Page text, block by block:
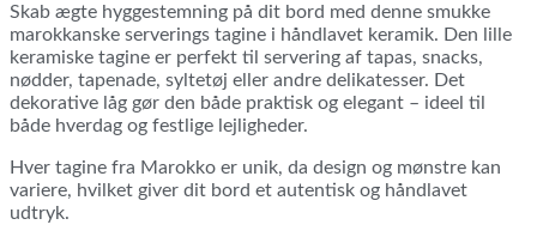
Skab ægte hyggestemning på dit bord med denne smukke
marokkanske serverings tagine i håndlavet keramik. Den lille
keramiske tagine er perfekt til servering af tapas, snacks,
nødder, tapenade, syltetøj eller andre delikatesser. Det
dekorative låg gør den både praktisk og elegant – ideel til
både hverdag og festlige lejligheder.
Hver tagine fra Marokko er unik, da design og mønstre kan
variere, hvilket giver dit bord et autentisk og håndlavet
udtryk.